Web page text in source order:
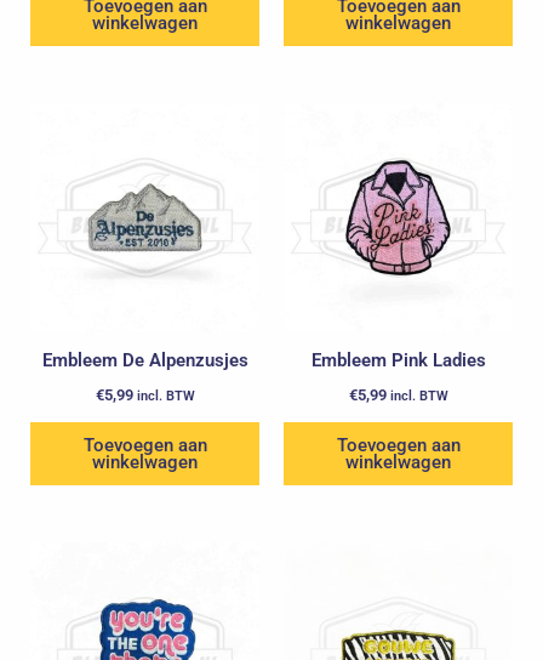
Toevoegen aan
winkelwagen
Toevoegen aan
winkelwagen
Embleem De Alpenzusjes
€5,99 incl. BTW
Toevoegen aan
winkelwagen
Embleem Pink Ladies
€5,99 incl. BTW
Toevoegen aan
winkelwagen